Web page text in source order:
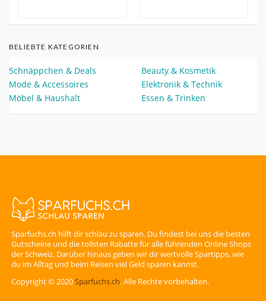
BELIEBTE KATEGORIEN
Schnäppchen & Deals
Beauty & Kosmetik
Mode & Accessoires
Elektronik & Technik
Möbel & Haushalt
Essen & Trinken
Sparfuchs.ch hilft dir schlau zu sparen. Du findest bei uns die besten
Gutscheine und die tollsten Rabatte für alle führenden Online Shops
der Schweiz. Darüber hinaus geben wir dir wertvolle Spartipps, wie
du im Alltag und beim Reisen viel Geld sparen kannst.
Copyright © 2020Sparfuchs.ch. Alle Rechte vorbehalten.